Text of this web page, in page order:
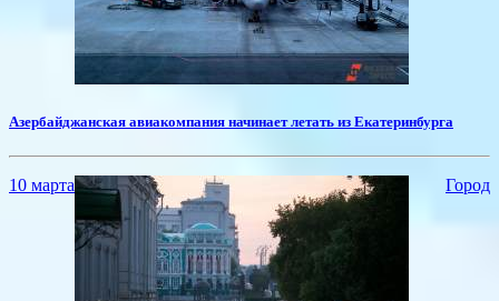
​Азербайджанская авиакомпания начинает летать из Екатеринбурга
10 марта Город